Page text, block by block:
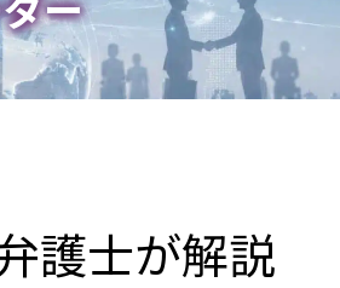
護士が解説